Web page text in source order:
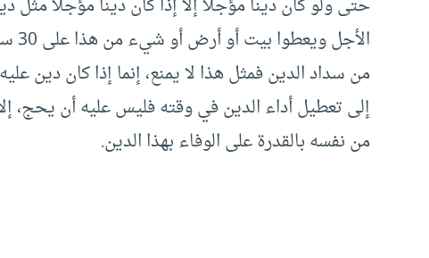
من سداد الدين فمثل هذا لا يمنع، إنما إذا كان دين
إلى تعطيل أداء الدين في وقته فليس عليه أن يحج،
من نفسه بالقدرة على الوفاء بهذا الدين.